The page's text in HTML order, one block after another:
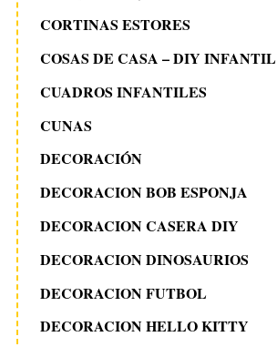
CORTINAS ESTORES
COSAS DE CASA – DIY INFANTIL
CUADROS INFANTILES
CUNAS
DECORACIÓN
DECORACION BOB ESPONJA
DECORACION CASERA DIY
DECORACION DINOSAURIOS
DECORACION FUTBOL
DECORACION HELLO KITTY